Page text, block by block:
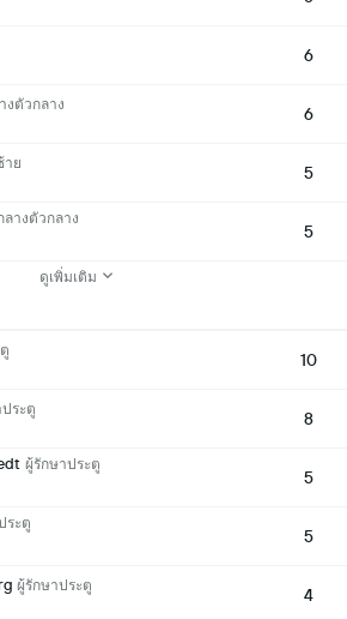
6
งตัวกลาง
6
าย
5
ลางตัวกลาง
5
ดูเพิ่มเติม
10
ระตู
8
ผู้รักษาประตู
5
ระตู
5
ผู้รักษาประตู
4